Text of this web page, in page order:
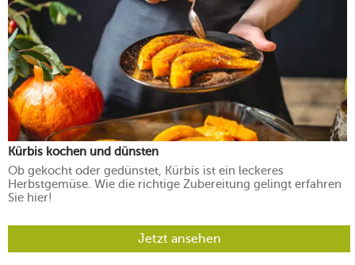
Kürbis kochen und dünsten
Ob gekocht oder gedünstet, Kürbis ist ein leckeres
Herbstgemüse. Wie die richtige Zubereitung gelingt erfahren
Sie hier!
Jetzt ansehen